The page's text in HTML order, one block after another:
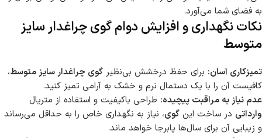
به فضای شما می‌آورد.
نکات نگهداری و افزایش دوام گوی چراغدار سایز
متوسط
تمیزکاری آسان: برای حفظ درخشش بی‌نظیر گوی چراغدار سایز متوسط،
کافیست آن را با یک دستمال نرم و خشک به آرامی تمیز کنید.
عدم نیاز به مراقبت پیچیده: طراحی باکیفیت و استفاده از متریال
وارداتی در ساخت این گوی، نیاز به نگهداری خاص را به حداقل می‌رساند
و زیبایی آن برای سال‌ها پابرجا خواهد ماند.